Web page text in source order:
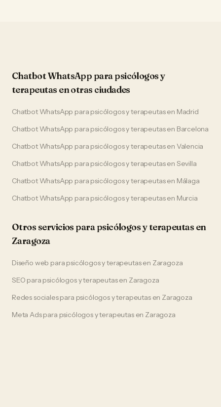
Chatbot WhatsApp parapsicólogos y
terapeutas en otras ciudades
Chatbot WhatsApp para psicólogos y terapeutasen Madrid
Chatbot WhatsApp para psicólogos y terapeutasen Barcelona
Chatbot WhatsApp para psicólogos y terapeutasen Valencia
Chatbot WhatsApp para psicólogos y terapeutasen Sevilla
Chatbot WhatsApp para psicólogos y terapeutasen Málaga
Chatbot WhatsApp para psicólogos y terapeutasen Murcia
Otros servicios parapsicólogos y terapeutas en
Zaragoza
Diseño web para psicólogos y terapeutasen Zaragoza
SEO para psicólogos y terapeutasen Zaragoza
Redes socialespara psicólogos y terapeutasen Zaragoza
Meta Adspara psicólogos y terapeutasen Zaragoza